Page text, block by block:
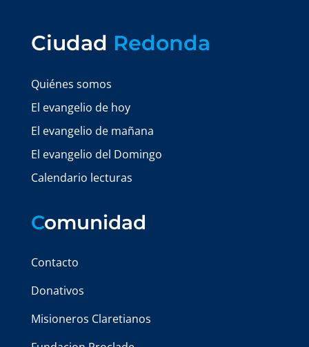
Ciudad Redonda
Quiénes somos
El evangelio de hoy
El evangelio de mañana
El evangelio del Domingo
Calendario lecturas
Comunidad
Contacto
Donativos
Misioneros Claretianos